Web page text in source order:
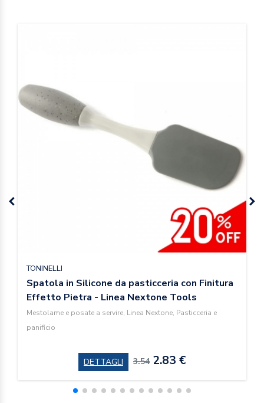
TONINELLI
Spatola in Silicone da pasticceria con Finitura
Effetto Pietra - Linea Nextone Tools
Mestolame e posate a servire, Linea Nextone, Pasticceria e
panificio
DETTAGLI 3.54 2.83 €